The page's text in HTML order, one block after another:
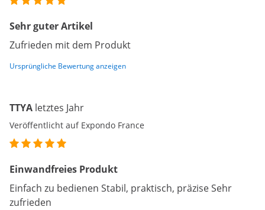
Sehr guter Artikel
Zufrieden mit dem Produkt
Ursprüngliche Bewertung anzeigen
TTYA letztes Jahr
Veröffentlicht auf Expondo France
Einwandfreies Produkt
Einfach zu bedienen Stabil, praktisch, präzise Sehr
zufrieden